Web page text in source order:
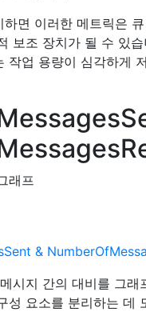
면 이러한 메트릭은
보조 장치가 될 수 있
작업 용량이 심각하게
래프
시지 간의 대비를 그래
성 요소를 분리하는 데